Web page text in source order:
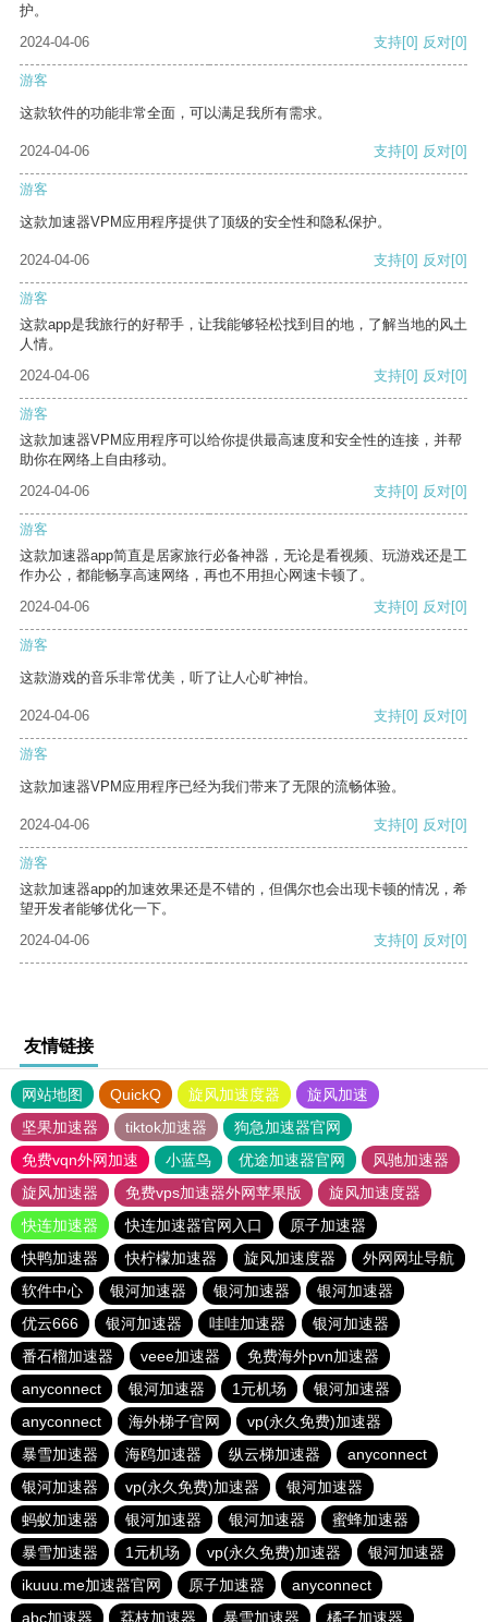
护。
2024-04-06
支持[0] 反对[0]
游客
这款软件的功能非常全面，可以满足我所有需求。
2024-04-06 支持[0] 反对[0]
游客
这款加速器VPM应用程序提供了顶级的安全性和隐私保护。
2024-04-06 支持[0] 反对[0]
游客
这款app是我旅行的好帮手，让我能够轻松找到目的地，了解当地的风土
人情。
2024-04-06
支持[0] 反对[0]
游客
这款加速器VPM应用程序可以给你提供最高速度和安全性的连接，并帮
助你在网络上自由移动。
2024-04-06
支持[0] 反对[0]
游客
这款加速器app简直是居家旅行必备神器，无论是看视频、玩游戏还是工
作办公，都能畅享高速网络，再也不用担心网速卡顿了。
2024-04-06
支持[0] 反对[0]
游客
这款游戏的音乐非常优美，听了让人心旷神怡。
2024-04-06 支持[0] 反对[0]
游客
这款加速器VPM应用程序已经为我们带来了无限的流畅体验。
2024-04-06 支持[0] 反对[0]
游客
这款加速器app的加速效果还是不错的，但偶尔也会出现卡顿的情况，希
望开发者能够优化一下。
2024-04-06
支持[0] 反对[0]
友情链接
网站地图 QuickQ 旋风加速度器
旋风加速
坚果加速器
tiktok加速器
狗急加速器官网
免费vqn外网加速
小蓝鸟 优途加速器官网
风驰加速器
旋风加速器
免费vps加速器外网苹果版
旋风加速度器
快连加速器
快连加速器官网入口
原子加速器
快鸭加速器
快柠檬加速器 旋风加速度器
外网网址导航
软件中心
银河加速器 银河加速器
银河加速器
优云666
银河加速器 哇哇加速器
银河加速器
番石榴加速器
veee加速器
免费海外pvn加速器
anyconnect
银河加速器 1元机场
银河加速器
anyconnect
海外梯子官网
vp(永久免费)加速器
暴雪加速器
海鸥加速器 纵云梯加速器
anyconnect
银河加速器
vp(永久免费)加速器
银河加速器
蚂蚁加速器
银河加速器 银河加速器
蜜蜂加速器
暴雪加速器
1元机场 vp(永久免费)加速器
银河加速器
ikuuu.me加速器官网
原子加速器
anyconnect
abc加速器
荔枝加速器 暴雪加速器 橘子加速器